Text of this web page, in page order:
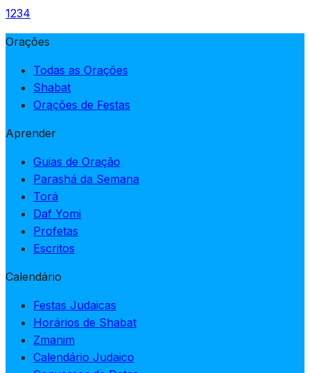
1234
Orações
Todas as Orações
Shabat
Orações de Festas
Aprender
Guias de Oração
Parashá da Semana
Torá
Daf Yomi
Profetas
Escritos
Calendário
Festas Judaicas
Horários de Shabat
Zmanim
Calendário Judaico